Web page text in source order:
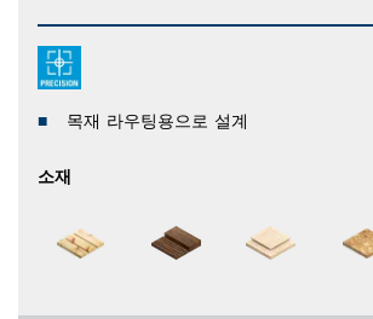
목재 라우팅용으로 설계
소재